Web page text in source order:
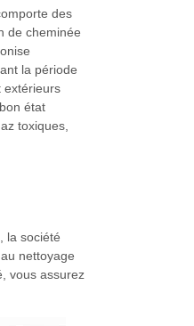
des
de cheminée
la période
extérieurs
état
toxiques,
la société
nettoyage
vous assurez